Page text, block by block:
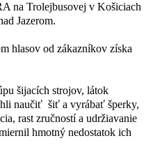
na Trolejbusovej v Košiciach
Jazerom.
hlasov od zákazníkov získa
šijacích strojov, látok
naučiť šiť a vyrábať šperky,
rast zručností a udržiavanie
hmotný nedostatok ich